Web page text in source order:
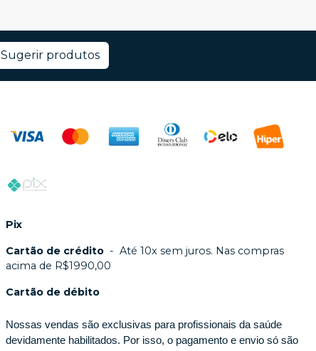
Sugerir produtos
Pix
Cartão de crédito - Até 10x sem juros. Nas compras
acima de R$1990,00
Cartão de débito
Nossas vendas são exclusivas para profissionais da saúde
devidamente habilitados. Por isso, o pagamento e envio só são